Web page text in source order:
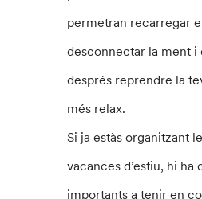
permetran recarregar
desconnectar la ment i
després reprendre la
més relax.
Si ja estàs organitzant
vacances d’estiu, hi ha
importants a tenir en